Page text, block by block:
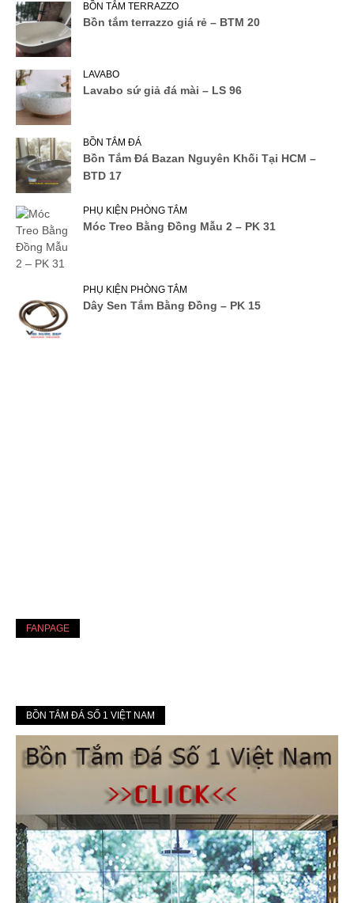
BỒN TẮM TERRAZZO
Bồn tắm terrazzo giá rẻ – BTM 20
LAVABO
Lavabo sứ giả đá mài – LS 96
BỒN TẮM ĐÁ
Bồn Tắm Đá Bazan Nguyên Khối Tại HCM –
BTD 17
PHỤ KIỆN PHÒNG TẮM
Móc Treo Bằng Đồng Mẫu 2 – PK 31
PHỤ KIỆN PHÒNG TẮM
Dây Sen Tắm Bằng Đồng – PK 15
FANPAGE
BỒN TẮM ĐÁ SỐ 1 VIỆT NAM